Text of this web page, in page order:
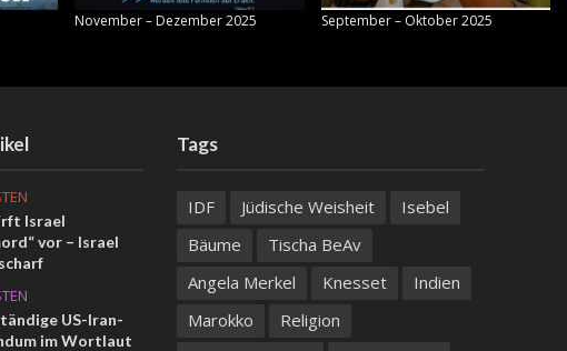
November – Dezember 2025 September – Oktober 2025
Israel
vor – Israel
US-Iran-
im Wortlaut
Tags
IDF Jüdische Weisheit
Isebel
Bäume
Tischa BeAv
Angela Merkel
Knesset
Indien
Marokko
Religion